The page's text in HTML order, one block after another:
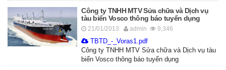
Công ty TNHH MTV Sửa chữa và Dịch vụ
tàu biển Vosco thông báo tuyển dụng
21/01/2013 admin 9,346
TBTD_-_Voras1.pdf
Công ty TNHH MTV Sửa chữa và Dịch vụ tàu
biển Vosco thông báo tuyển dụng